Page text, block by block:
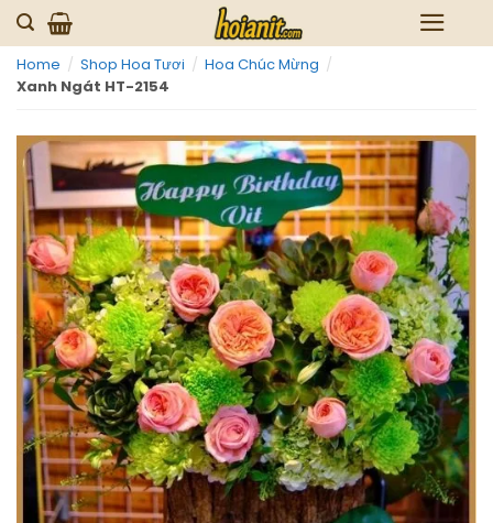
Skip
to
content
Home / Shop Hoa Tươi / Hoa Chúc Mừng /
Xanh Ngát HT-2154